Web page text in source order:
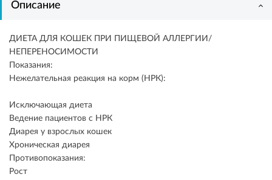
Описание
ДИЕТА ДЛЯ КОШЕК ПРИ ПИЩЕВОЙ АЛЛЕРГИИ/
НЕПЕРЕНОСИМОСТИ
Показания:
Нежелательная реакция на корм (НРК):
Исключающая диета
Ведение пациентов с НРК
Диарея у взрослых кошек
Хроническая диарея
Противопоказания:
Рост